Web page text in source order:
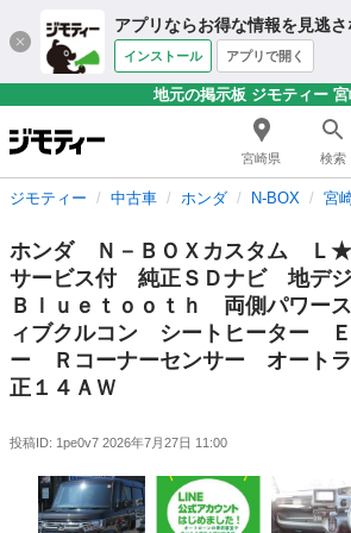
アプリならお得な情報を見逃さ
インストール アプリで開く
地元の掲示板 ジモティー
宮崎県 検索
ジモティー 中古車 ホンダ N-BOX 宮
ホンダ Ｎ－ＢＯＸカスタム Ｌ
サービス付 純正ＳＤナビ 地デ
Ｂｌｕｅｔｏｏｔｈ 両側パワー
ィブクルコン シートヒーター
ー Ｒコーナーセンサー オート
正１４ＡＷ
投稿ID: 1pe0v7 2026年7月27日 11:00